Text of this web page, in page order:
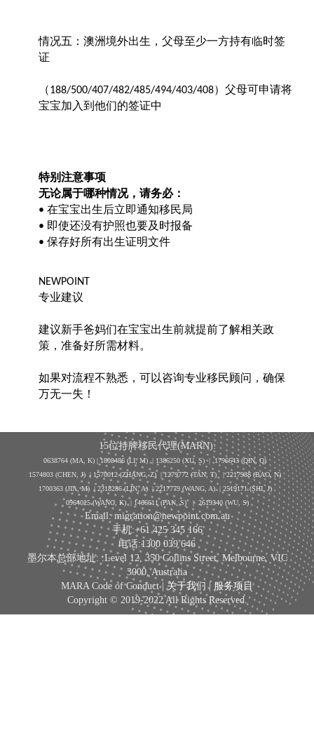
情况五：澳洲境外出生，父母至少一方持有临时签
证
（188/500/407/482/485/494/403/408）父母可申请将
宝宝加入到他们的签证中
特别注意事项
无论属于哪种情况，请务必：
• 在宝宝出生后立即通知移民局
• 即使还没有护照也要及时报备
• 保存好所有出生证明文件
NEWPOINT
专业建议
建议新手爸妈们在宝宝出生前就提前了解相关政
策，准备好所需材料。
如果对流程不熟悉，可以咨询专业移民顾问，确保
万无一失！
15位持牌移民代理(MARN):
0638764 (MA, K) |1808486 (LI, M) | 1386250 (XU, S)| 1796643 (QIN, Q)
1574803 (CHEN, J) | 1570012 (ZHANG, Z) | 1279772 (TAN, T) | 2217988 (BAO, N)
1700363 (JIA, M) | 2318286 (LIN, A) | 2217779 (WANG, A) | 2519171 (SHI, J)
0964025 (WANG, K) | 1466611 (PAN, S)| 2619340 (WU, S)
Email: migration@newpoint.com.au
手机:+61 425 345 166
电话:1300 039 646
墨尔本总部地址: :Level 12, 350 Collins Street, Melbourne, VIC
3000, Australia
MARA Code of Conduct |关于我们 | 服务项目
Copyright © 2019-2022 All Rights Reserved.